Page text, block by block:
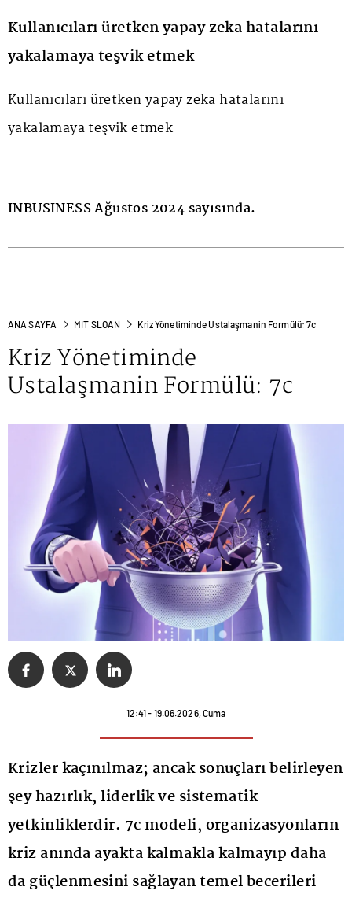
Kullanıcıları üretken yapay zeka hatalarını
yakalamaya teşvik etmek
Kullanıcıları üretken yapay zeka hatalarını
yakalamaya teşvik etmek
INBUSINESS Ağustos 2024 sayısında.
ANA SAYFA MIT SLOAN Kriz Yönetiminde Ustalaşmanin Formülü: 7c
Kriz Yönetiminde
Ustalaşmanin Formülü: 7c
12:41 - 19.06.2026, Cuma
Krizler kaçınılmaz; ancak sonuçları belirleyen
şey hazırlık, liderlik ve sistematik
yetkinliklerdir. 7c modeli, organizasyonların
kriz anında ayakta kalmakla kalmayıp daha
da güçlenmesini sağlayan temel becerileri